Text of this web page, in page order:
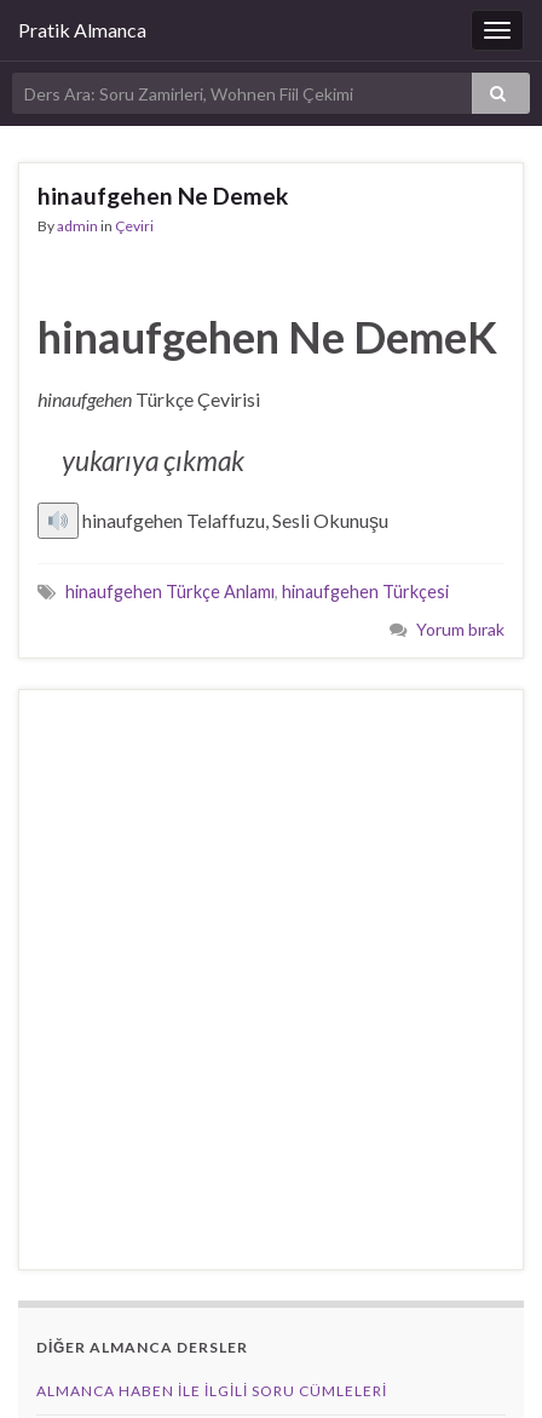
Pratik Almanca
hinaufgehen Ne Demek
Byadmin in Çeviri
hinaufgehen Ne DemeK
hinaufgehen Türkçe Çevirisi
yukarıya çıkmak
hinaufgehen Telaffuzu, Sesli Okunuşu
hinaufgehen Türkçe Anlamı, hinaufgehen Türkçesi
Yorum bırak
DİĞER ALMANCA DERSLER
ALMANCA HABEN İLE İLGILI SORU CÜMLELERI